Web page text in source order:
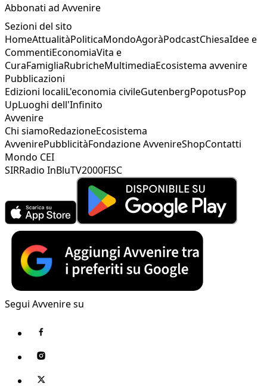
Abbonati ad Avvenire
Sezioni del sito
HomeAttualitàPoliticaMondoAgoràPodcastChiesaIdee e
CommentiEconomiaVita e
CuraFamigliaRubricheMultimediaEcosistema avvenire
Pubblicazioni
Edizioni localiL'economia civileGutenbergPopotusPop
UpLuoghi dell'Infinito
Avvenire
Chi siamoRedazioneEcosistema
AvvenirePubblicitàFondazione AvvenireShopContatti
Mondo CEI
SIRRadio InBluTV2000FISC
Segui Avvenire su